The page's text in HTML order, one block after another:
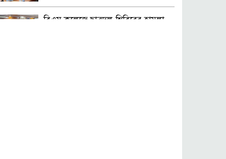
বিএম কলেজে ছাত্রদল-শিবিরের হামলা-